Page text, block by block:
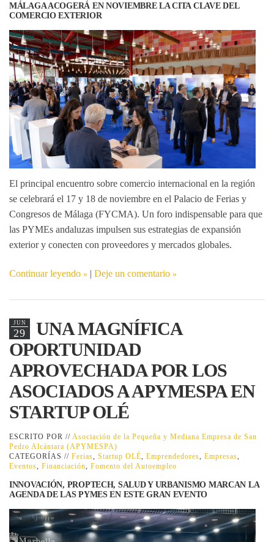
MÁLAGA ACOGERÁ EN NOVIEMBRE LA CITA CLAVE DEL
COMERCIO EXTERIOR
El principal encuentro sobre comercio internacional en la región
se celebrará el 17 y 18 de noviembre en el Palacio de Ferias y
Congresos de Málaga (FYCMA). Un foro indispensable para que
las PYMEs andaluzas impulsen sus estrategias de expansión
exterior y conecten con proveedores y mercados globales.
Continuar leyendo | Deje un comentario
JUN
29
UNA MAGNÍFICA
OPORTUNIDAD
APROVECHADA POR LOS
ASOCIADOS A APYMESPA EN
STARTUP OLÉ
ESCRITO POR // Asociación de la Pequeña y Mediana Empresa de San
Pedro Alcántara (APYMESPA)
CATEGORÍAS // Ferias, Startup OLÉ, Emprendedores, Empresas,
Eventos, Financiación, Fomento del Autoempleo
INNOVACIÓN, PROPTECH, SALUD Y URBANISMO MARCAN LA
AGENDA DE LAS PYMES EN ESTE GRAN EVENTO